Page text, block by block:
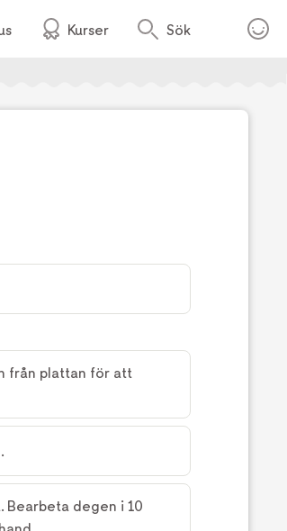
Kurser Sök
från plattan för att
Bearbeta degen i 10